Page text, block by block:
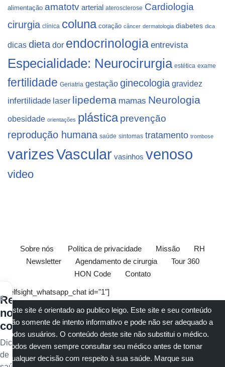
alimentação amatotv arterial aterosclerose Cardiologia
cirurgia clínica coluna coração câncer dermatologia diabetes dica
dicas dieta dor endocrinologia entrevista
Especialidade: Neurocirurgia estética exame
fertilidade Geriatria gestação ginecologia gravidez
infertilidade laser lipedema mamas Neurologia
obesidade orientações plástica prevenção
reprodução humana saúde sintomas tratamento trombose
varizesVascular vasinhos venoso
video
Sobre nós Política de privacidade Missão
RH
Newsletter
Agendamento de cirurgia
Tour 360
HON Code
Contato
[elfsight_whatsapp_chat id="1"]
Este site é orientado ao publico leigo. Este site e seu conteúdo
são somente de intento informativo e pode não ser adequado a
todos usuários. O conteúdo deste site não substitui o médico.
Todos devem sempre consultar seu médico antes de tomar
qualquer decisão com respeito à sua saúde. Marque sua
Receba
nossos
conteúdos
Dicas
de